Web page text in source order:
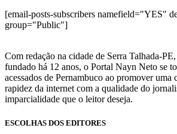
[email-posts-subscribers namefield="YES"
group="Public"]
Com redação na cidade de Serra Talhada-
fundado há 12 anos, o Portal Nayn Neto se
acessados de Pernambuco ao promover uma
rapidez da internet com a qualidade do
imparcialidade que o leitor deseja.
ESCOLHAS DOS EDITORES